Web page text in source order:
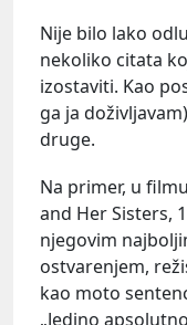
Nije bilo lako
nekoliko citata
izostaviti. Kao
ga ja
druge.
Na primer, u
and Her Sisters,
njegovim
ostvarenjem,
kao moto
„Jedino